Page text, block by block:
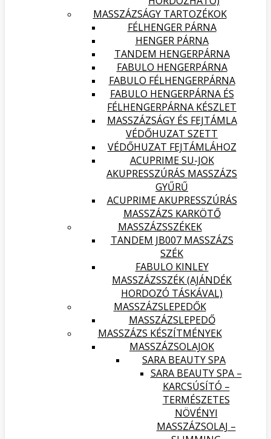
MASSZÁZSÁGY TARTOZÉKOK
FÉLHENGER PÁRNA
HENGER PÁRNA
TANDEM HENGERPÁRNA
FABULO HENGERPÁRNA
FABULO FÉLHENGERPÁRNA
FABULO HENGERPÁRNA ÉS
FÉLHENGERPÁRNA KÉSZLET
MASSZÁZSÁGY ÉS FEJTÁMLA
VÉDŐHUZAT SZETT
VÉDŐHUZAT FEJTÁMLÁHOZ
ACUPRIME SU-JOK
AKUPRESSZÚRÁS MASSZÁZS
GYŰRŰ
ACUPRIME AKUPRESSZÚRÁS
MASSZÁZS KARKÖTŐ
MASSZÁZSSZÉKEK
TANDEM JB007 MASSZÁZS
SZÉK
FABULO KINLEY
MASSZÁZSSZÉK (AJÁNDÉK
HORDOZÓ TÁSKÁVAL)
MASSZÁZSLEPEDŐK
MASSZÁZSLEPEDŐ
MASSZÁZS KÉSZÍTMÉNYEK
MASSZÁZSOLAJOK
SARA BEAUTY SPA
SARA BEAUTY SPA –
KARCSÚSÍTÓ –
TERMÉSZETES
NÖVÉNYI
MASSZÁZSOLAJ –